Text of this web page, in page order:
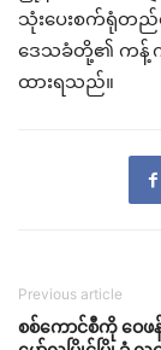
သုံးပေးစက်ရုံတ
ဒေသခံတို့၏ ကန့်ကွ
ထားရသည်။
Previous article
စစ်ကောင်စီကို ဝေဖ